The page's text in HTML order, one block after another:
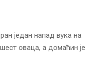
један напад вука на
оваца, а домаћин је